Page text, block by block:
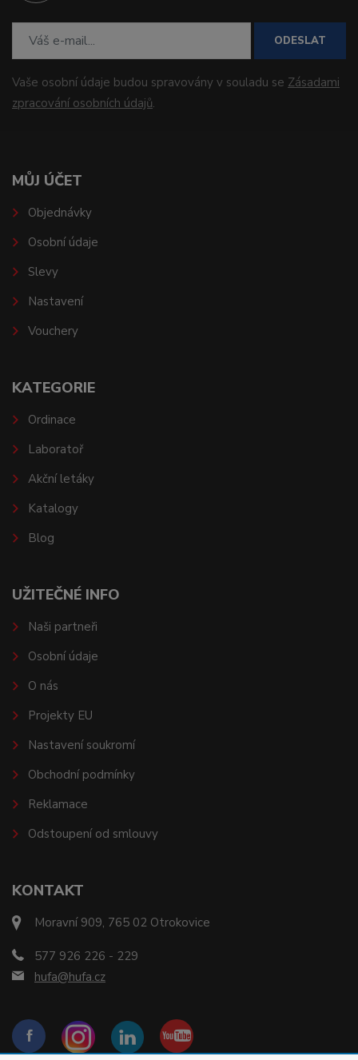
ODESLAT
Vaše osobní údaje budou spravovány v souladu se Zásadami
zpracování osobních údajů.
KONTAKT
Moravní 909, 765 02 Otrokovice
577 926 226 - 229
hufa@hufa.cz
MŮJ ÚČET
Objednávky
Osobní údaje
Slevy
Nastavení
Vouchery
KATEGORIE
Ordinace
Laboratoř
Akční letáky
Katalogy
Blog
UŽITEČNÉ INFO
Naši partneři
Osobní údaje
O nás
Projekty EU
Nastavení soukromí
Obchodní podmínky
Reklamace
Odstoupení od smlouvy